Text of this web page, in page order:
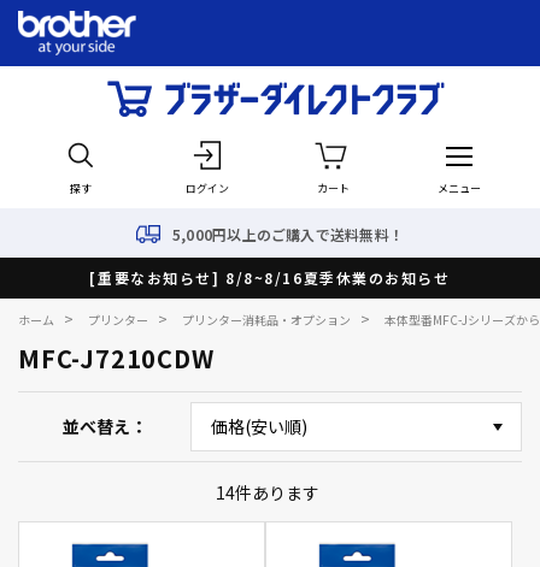
探す ログイン カート メニュー
5,000円以上のご購入で送料無料！
[重要なお知らせ] 8/8~8/16夏季休業のお知らせ
ホーム > プリンター > プリンター消耗品・オプション > 本体型番MFC-Jシリーズか
MFC-J7210CDW
並べ替え
14件あります